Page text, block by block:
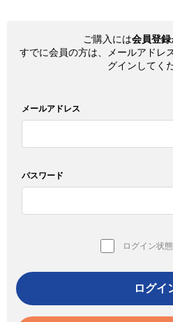
ご購入には会員登録
すでに会員の方は、メールアドレ
グインしてく
メールアドレス
パスワード
ログイン状
ログイ